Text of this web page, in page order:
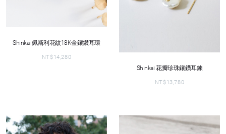
Shinkai 佩斯利花紋18K金鑲鑽耳環
NT$14,280
Shinkai 花瓣珍珠鑲鑽耳鍊
NT$13,780